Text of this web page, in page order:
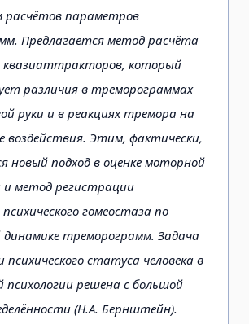
расчётов параметров
Предлагается метод расчёта
который
различия в треморограммах
руки и в реакциях тремора на
воздействия. Этим, фактически,
новый подход в оценке моторной
метод регистрации
гомеостаза по
динамике треморограмм. Задача
статуса человека в
психологии решена с большой
(Н.А. Бернштейн).